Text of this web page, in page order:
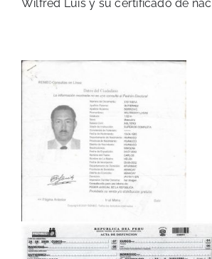
Wilfred Luis y su certificado de